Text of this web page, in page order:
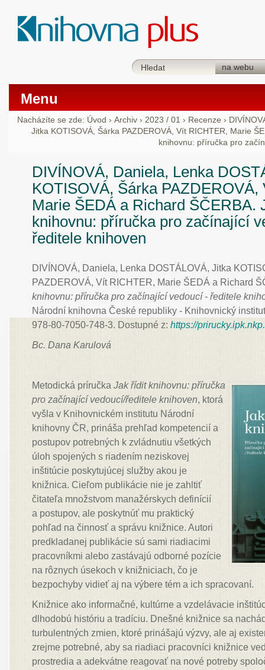
Menu
Nacházíte se zde: Úvod › Archiv › 2023 / 01 › Recenze ›
Jitka KOTISOVÁ, Šárka PAZDEROVÁ, Vít RICHTER, Marie
knihovnu: příručka pro
DIVÍNOVÁ, Daniela, Lenka
KOTISOVÁ, Šárka
Marie ŠEDÁ a Richard ŠČERBA.
knihovnu: příručka pro začínající
ředitele knihoven
DIVÍNOVÁ, Daniela, Lenka DOSTÁLOVÁ, Jitka
PAZDEROVÁ, Vít RICHTER, Marie ŠEDÁ a Richard
knihovnu: příručka pro začínající vedoucí - ředitele
Národní knihovna České republiky - Knihovnický
978-80-7050-748-3. Dostupné z: https://
Bc. Dana Karulová
Metodická príručkaJak řídit knihovnu: příručka
pro začínající vedoucí/ředitele knihoven, ktorá
vyšla v Knihovnickém institutu Národní
knihovny ČR, prináša prehľad kompetencií a
postupov potrebných k zvládnutiu všetkých
úloh spojených s riadením neziskovej
inštitúcie poskytujúcej služby akou je
knižnica. Cieľom publikácie nie je zahltiť
čitateľa množstvom manažérskych definícií
a postupov, ale poskytnúť mu praktický
pohľad na činnosť a správu knižnice. Autori
predkladanej publikácie sú sami riadiacimi
pracovníkmi alebo zastávajú odborné pozície
na rôznych úsekoch v knižniciach, čo je
bezpochyby vidieť aj na výbere tém a ich spracovaní.
Knižnice ako informačné, kultúrne a vzdelávacie
dlhodobú históriu a tradíciu. Dnešné knižnice sa
turbulentných zmien, ktoré prinášajú výzvy, ale aj
zrejme potrebné, aby sa riadiaci pracovníci knižnice
prostredia a adekvátne reagovať na nové potreby